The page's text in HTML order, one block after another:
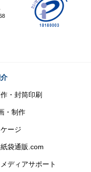
・封筒印刷
・制作
ージ
袋通販.com
ディアサポート